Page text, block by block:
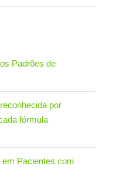
Padrões de
por
fórmula
Pacientes com